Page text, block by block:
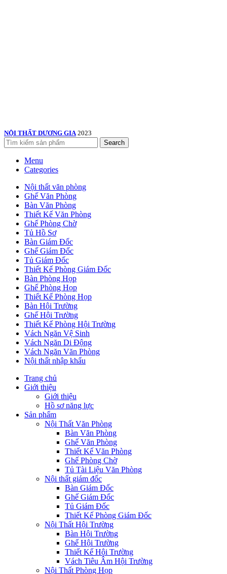
NỘI THẤT DƯƠNG GIA 2023
Search
Menu
Categories
Nội thất văn phòng
Ghế Văn Phòng
Bàn Văn Phòng
Thiết Kế Văn Phòng
Ghế Phòng Chờ
Tủ Hồ Sơ
Bàn Giám Đốc
Ghế Giám Đốc
Tủ Giám Đốc
Thiết Kế Phòng Giám Đốc
Bàn Phòng Họp
Ghế Phòng Họp
Thiết Kế Phòng Họp
Bàn Hội Trường
Ghế Hội Trường
Thiết Kế Phòng Hội Trường
Vách Ngăn Vệ Sinh
Vách Ngăn Di Động
Vách Ngăn Văn Phòng
Nội thất nhập khẩu
Trang chủ
Giới thiệu
Giới thiệu
Hồ sơ năng lực
Sản phẩm
Nội Thất Văn Phòng
Bàn Văn Phòng
Ghế Văn Phòng
Thiết Kế Văn Phòng
Ghế Phòng Chờ
Tủ Tài Liệu Văn Phòng
Nội thất giám đốc
Bàn Giám Đốc
Ghế Giám Đốc
Tủ Giám Đốc
Thiết Kế Phòng Giám Đốc
Nội Thất Hội Trường
Bàn Hội Trường
Ghế Hội Trường
Thiết Kế Hội Trường
Vách Tiêu Âm Hội Trường
Nội Thất Phòng Họp